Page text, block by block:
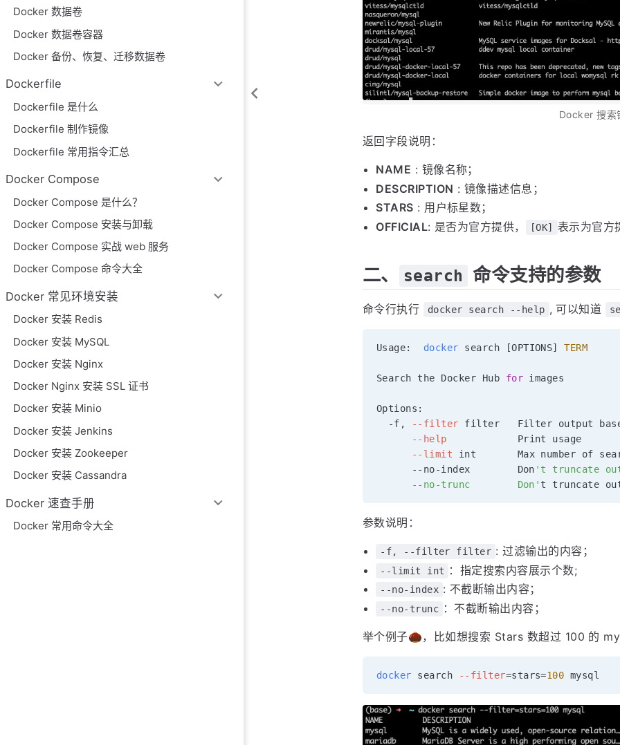
Docker 数据卷
Docker 数据卷容器
Docker 备份、恢复、迁移数据卷
Dockerfile
Dockerfile 是什么
Dockerfile 制作镜像
Dockerfile 常用指令汇总
Docker Compose
Docker Compose 是什么？
Docker Compose 安装与卸载
Docker Compose 实战 web 服务
Docker Compose 命令大全
Docker 常见环境安装
Docker 安装 Redis
Docker 安装 MySQL
Docker 安装 Nginx
Docker Nginx 安装 SSL 证书
Docker 安装 Minio
Docker 安装 Jenkins
Docker 安装 Zookeeper
Docker 安装 Cassandra
Docker 速查手册
Docker 常用命令大全
Docker 搜索
返回字段说明：
NAME : 镜像名称；
DESCRIPTION : 镜像描述信息；
STARS : 用户标星数；
OFFICIAL: 是否为官方提供， [OK] 表示为官方
二、 search 命令支持的参数
命令行执行 docker search --help , 可以知道
Usage: docker search [OPTIONS] TERM
Search the Docker Hub for images
Options:
  -f,
--filter filter   Filter output
--help
            Print usage
--limit int       Max number of
      --no-index        Don
't truncate
      --no-trunc        Don'
参数说明：
-f, --filter filter : 过滤输出的内容；
--limit int ：指定搜索内容展示个数;
--no-index : 不截断输出内容；
--no-trunc ：不截断输出内容；
举个例子🌰，比如想搜索 Stars 数超过 100 的
docker search --filter=stars=100